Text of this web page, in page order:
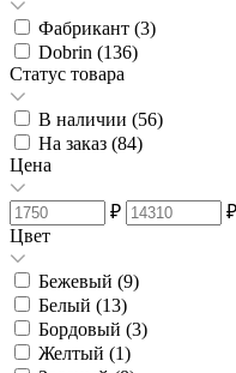
Фабрикант (3)
Dobrin (136)
Статус товара
В наличии (56)
На заказ (84)
Цена
₽
₽
Цвет
Бежевый (9)
Белый (13)
Бордовый (3)
Желтый (1)